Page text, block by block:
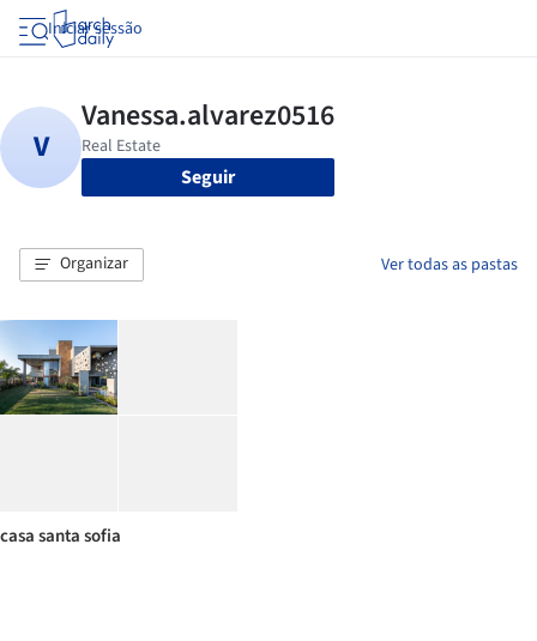
Iniciar sessão
Seguir
Organizar Ver todas as pastas
casa santa sofia